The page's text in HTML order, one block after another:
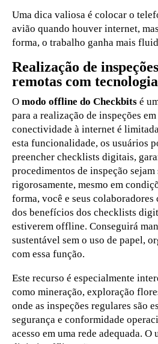
Uma dica valiosa é colocar o
avião quando houver internet,
forma, o trabalho ganha mais
Realização de
remotas com tecnologia
O modo offline do Checkbits é
para a realização de inspeções
conectividade à internet é
esta funcionalidade, os usuários
preencher checklists digitais,
procedimentos de inspeção sejam
rigorosamente, mesmo em
forma, você e seus
dos benefícios dos checklists
estiverem offline. Conseguirá
sustentável sem o uso de papel,
com essa função.
Este recurso é especialmente
como mineração, exploração
onde as inspeções regulares são
segurança e conformidade
acesso em uma rede adequada. O